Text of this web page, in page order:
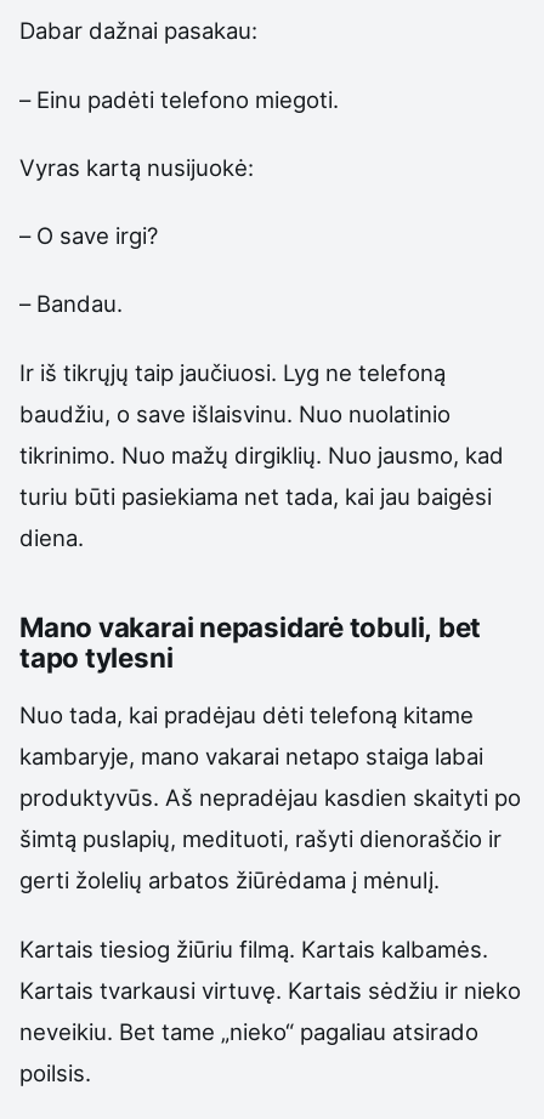
Dabar dažnai pasakau:
– Einu padėti telefono miegoti.
Vyras kartą nusijuokė:
– O save irgi?
– Bandau.
Ir iš tikrųjų taip jaučiuosi. Lyg ne telefoną
baudžiu, o save išlaisvinu. Nuo nuolatinio
tikrinimo. Nuo mažų dirgiklių. Nuo jausmo, kad
turiu būti pasiekiama net tada, kai jau baigėsi
diena.
Mano vakarai nepasidarė tobuli, bet
tapo tylesni
Nuo tada, kai pradėjau dėti telefoną kitame
kambaryje, mano vakarai netapo staiga labai
produktyvūs. Aš nepradėjau kasdien skaityti po
šimtą puslapių, medituoti, rašyti dienoraščio ir
gerti žolelių arbatos žiūrėdama į mėnulį.
Kartais tiesiog žiūriu filmą. Kartais kalbamės.
Kartais tvarkausi virtuvę. Kartais sėdžiu ir nieko
neveikiu. Bet tame „nieko“ pagaliau atsirado
poilsis.